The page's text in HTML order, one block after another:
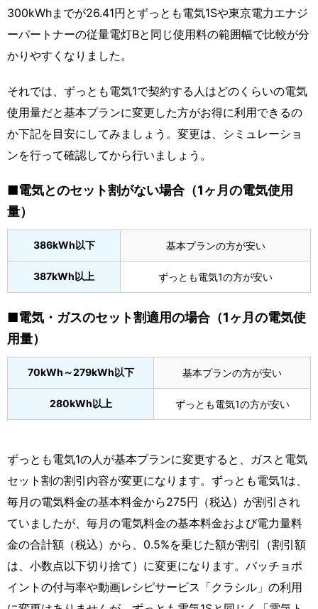
300kWhまでが26.41円とずっとも電気1Sや東京電力エナジ
ーパートナーの従量電灯Bと同じ使用料の範囲幅で比較が分
かりやすくなりました。
それでは、ずっとも電気1で契約する人はどのくらいの電気
使用量だと基本プランに変更した方がお得に利用できるの
か下記を目安にしてみましょう。変更は、シミュレーショ
ンを行って確認してから行いましょう。
■電気とのセット割がない場合（1ヶ月の電気使用
量）
386kWh以下 基本プランの方が安い
387kWh以上 ずっとも電気1の方が安い
■電気・ガスのセット割適用の場合（1ヶ月の電気使
用量）
70kWh～279kWh以下 基本プランの方が安い
280kWh以上 ずっとも電気1の方が安い
ずっとも電気1の人が基本プランに変更すると、ガスと電気
セット割の割引内容が変更になります。ずっとも電気1は、
毎月の電気料金の基本料金から275円（税込）が割引され
ていましたが、毎月の電気料金の基本料金および電力量料
金の合計額（税込）から、0.5%を乗じた額が割引（割引額
は、小数点以下切り捨て）に変更になります。バッチョポ
イントの付与率や動画レシピサービス「クラシル」の利用